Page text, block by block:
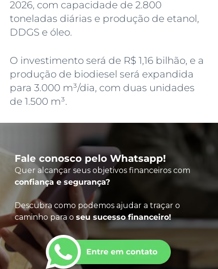
2026, com capacidade de 2.800
toneladas diárias e produção de etanol,
DDGS e óleo.
O investimento será de R$ 1,16 bilhão, e a
produção de biodiesel será expandida
para 3.000 m³/dia, com duas unidades
de 1.500 m³.
Fale conosco pelo Whatsapp!
Quer alcançar seus objetivos financeiros com
confiança e segurança?
Descubra como podemos ajudar a traçar o
caminho para o seu sucesso financeiro!